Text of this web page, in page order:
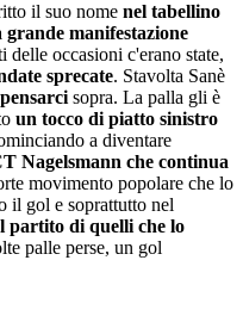
il suo nome nel tabellino
manifestazione
delle occasioni c'erano state,
sprecate. Stavolta Sanè
sopra. La palla gli è
un tocco di piatto sinistro
a diventare
Nagelsmann che continua
movimento popolare che lo
il gol e soprattutto nel
partito di quelli che lo
palle perse, un gol